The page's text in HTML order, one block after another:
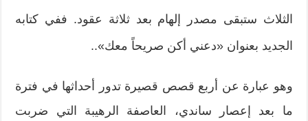
الثلاث ستبقى مصدر إلهام بعد ثلاثة عقود. ففي كتابه
الجديد بعنوان «دعني أكن صريحاً معك»..
وهو عبارة عن أربع قصص قصيرة تدور أحداثها في فترة
ما بعد إعصار ساندي، العاصفة الرهيبة التي ضربت